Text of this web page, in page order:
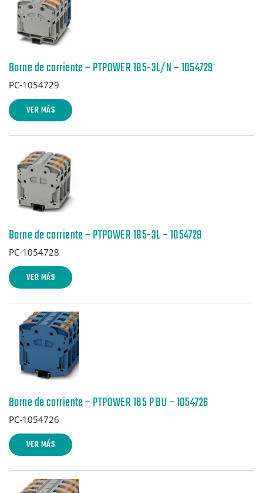
Borne de corriente – PTPOWER 185-3L/N – 1054729
PC-1054729
VER MÁS
Borne de corriente – PTPOWER 185-3L – 1054728
PC-1054728
VER MÁS
Borne de corriente – PTPOWER 185 P BU – 1054726
PC-1054726
VER MÁS